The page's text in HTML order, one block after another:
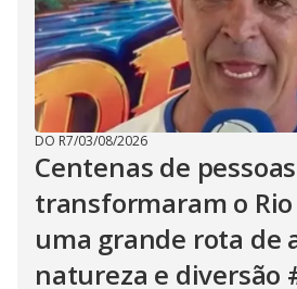
DO R7/03/08/2026
Centenas de pessoas
transformaram o
uma grande rota de
natureza e diversão